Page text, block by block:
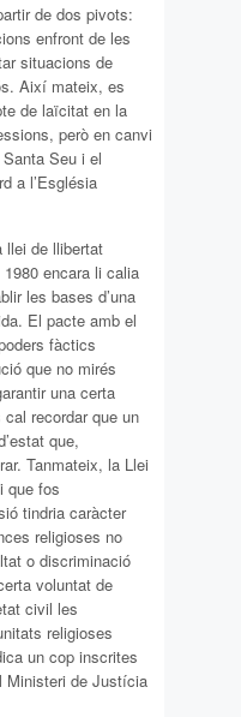
de dos pivots:
enfront de les
situacions de
Així mateix, es
de laïcitat en la
però en canvi
Seu i el
a l’Església
llei de llibertat
1980 encara li calia
les bases d’una
El pacte amb el
fàctics
que no mirés
una certa
recordar que un
que,
Tanmateix, la Llei
que fos
tindria caràcter
religioses no
o discriminació
voluntat de
civil les
religioses
un cop inscrites
Ministeri de Justícia